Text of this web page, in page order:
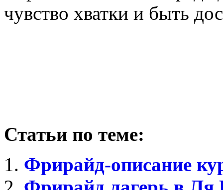
чувство хватки и быть
Статьи по теме:
Фрирайд-описание